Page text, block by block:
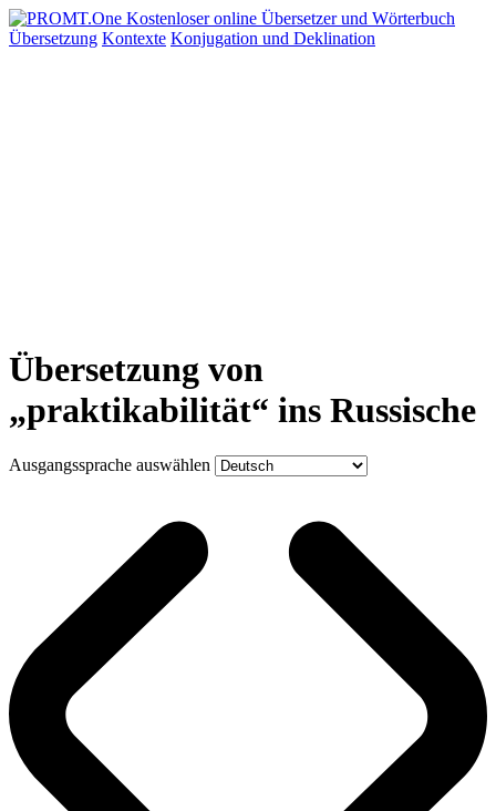
Übersetzung Kontexte Konjugation und Deklination
Übersetzung von
„praktikabilität“ ins Russische
Ausgangssprache auswählen